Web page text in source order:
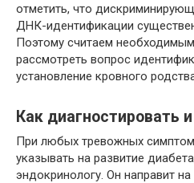
отметить, что
ДНК-идентификации
Поэтому считаем
рассмотреть вопрос
установление кровного
Как диагностировать
При любых тревожных
указывать на развитие
эндокринологу. Он направит